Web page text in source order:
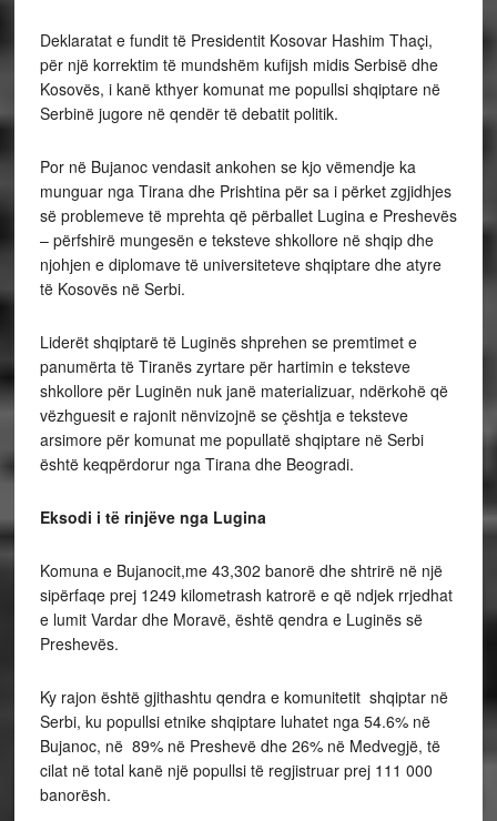
Deklaratat e fundit të Presidentit Kosovar Hashim Thaçi,
për një korrektim të mundshëm kufijsh midis Serbisë dhe
Kosovës, i kanë kthyer komunat me popullsi shqiptare në
Serbinë jugore në qendër të debatit politik.
Por në Bujanoc vendasit ankohen se kjo vëmendje ka
munguar nga Tirana dhe Prishtina për sa i përket zgjidhjes
së problemeve të mprehta që përballet Lugina e Preshevës
– përfshirë mungesën e teksteve shkollore në shqip dhe
njohjen e diplomave të universiteteve shqiptare dhe atyre
të Kosovës në Serbi.
Liderët shqiptarë të Luginës shprehen se premtimet e
panumërta të Tiranës zyrtare për hartimin e teksteve
shkollore për Luginën nuk janë materializuar, ndërkohë që
vëzhguesit e rajonit nënvizojnë se çështja e teksteve
arsimore për komunat me popullatë shqiptare në Serbi
është keqpërdorur nga Tirana dhe Beogradi.
Eksodi i të rinjëve nga Lugina
Komuna e Bujanocit,me 43,302 banorë dhe shtrirë në një
sipërfaqe prej 1249 kilometrash katrorë e që ndjek rrjedhat
e lumit Vardar dhe Moravë, është qendra e Luginës së
Preshevës.
Ky rajon është gjithashtu qendra e komunitetit shqiptar në
Serbi, ku popullsi etnike shqiptare luhatet nga 54.6% në
Bujanoc, në 89% në Preshevë dhe 26% në Medvegjë, të
cilat në total kanë një popullsi të regjistruar prej 111 000
banorësh.